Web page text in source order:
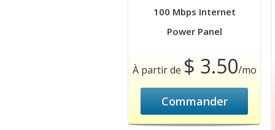
100 Mbps Internet
Power Panel
À partir de $ 3.50/mo
Commander